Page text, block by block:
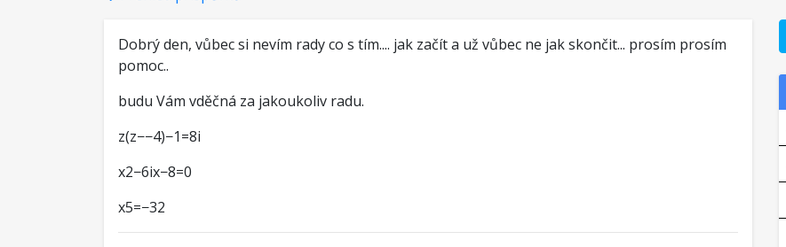
Dobrý den, vůbec si nevím rady co s tím.... jak začít a už vůbec ne jak skončit... prosím prosím
pomoc..
budu Vám vděčná za jakoukoliv radu.
z(z−−4)−1=8i
x2−6ix−8=0
x5=−32